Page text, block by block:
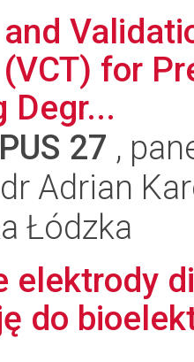
for
Degr...
27 ,
Adrian
Łódzka
elektrody
do